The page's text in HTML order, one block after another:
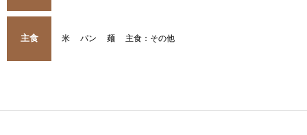
主食 米 パン 麺 主食：その他